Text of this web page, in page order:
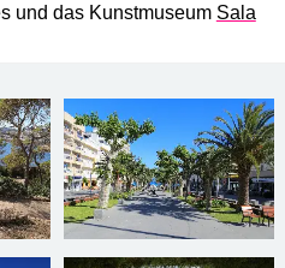
und das Kunstmuseum Sala